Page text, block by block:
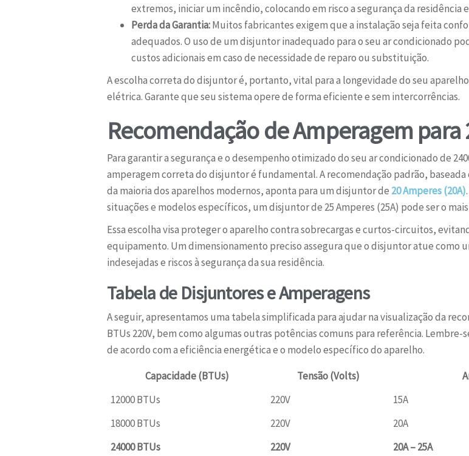
extremos, iniciar um incêndio, colocando em risco a segurança da residência
Perda da Garantia:Muitos fabricantes exigem que a instalação seja feita
adequados. O uso de um disjuntor inadequado para o seu ar condicionado
custos adicionais em caso de necessidade de reparo ou substituição.
A escolha correta do disjuntor é, portanto, vital para a longevidade do seu
elétrica. Garante que seu sistema opere de forma eficiente e sem intercorrências.
Recomendação de Amperagem para
Para garantir a segurança e o desempenho otimizado do seu ar condicionado de
amperagem correta do disjuntor é fundamental. A recomendação padrão,
da maioria dos aparelhos modernos, aponta para um disjuntor de 20 Amperes (20A)
situações e modelos específicos, um disjuntor de 25 Amperes (25A) pode ser o
Essa escolha visa proteger o aparelho contra sobrecargas e curtos-circuitos,
equipamento. Um dimensionamento preciso assegura que o disjuntor atue como
indesejadas e riscos à segurança da sua residência.
Tabela de Disjuntores e Amperagens
A seguir, apresentamos uma tabela simplificada para ajudar na visualização da
BTUs 220V, bem como algumas outras potências comuns para referência.
de acordo com a eficiência energética e o modelo específico do aparelho.
Capacidade (BTUs)
Tensão (Volts)
12000 BTUs
220V
15A
18000 BTUs
220V
20A
24000 BTUs
220V
20A – 25A